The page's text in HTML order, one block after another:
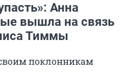
Анна
вышла на связь
Тиммы
поклонникам